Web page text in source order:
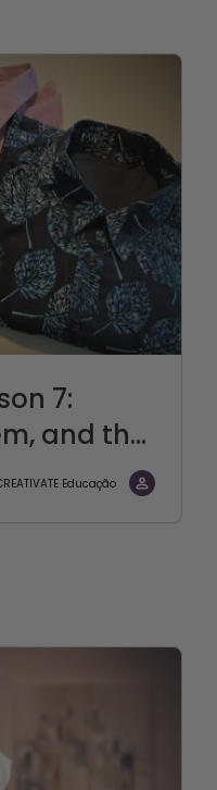
7:
and th...
Educação